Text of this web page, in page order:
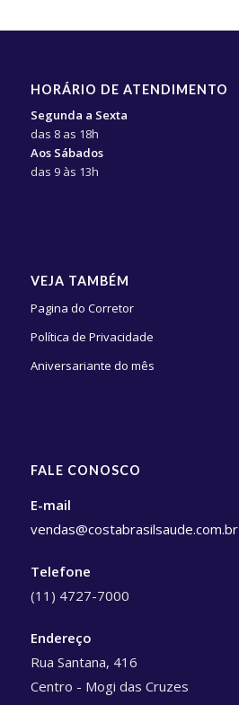
HORÁRIO DE ATENDIMENTO
Segunda a Sexta
das 8 as 18h
Aos Sábados
das 9 às 13h
VEJA TAMBÉM
Pagina do Corretor
Política de Privacidade
Aniversariante do mês
FALE CONOSCO
E-mail
vendas@costabrasilsaude.com.br
Telefone
(11) 4727-7000
Endereço
Rua Santana, 416
Centro - Mogi das Cruzes